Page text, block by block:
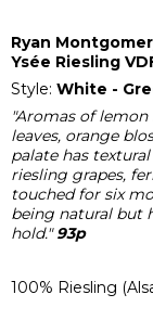
Ryan
Ysée Riesling
Style: White -
"Aromas of lemon
leaves, orange
palate has
riesling grapes,
touched for six
being natural but
hold."93p
100% Riesling